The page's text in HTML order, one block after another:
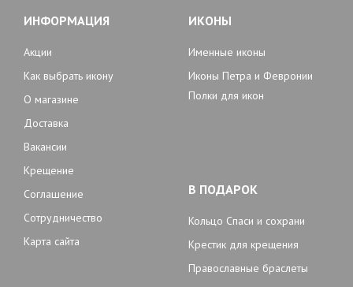
ИНФОРМАЦИЯ
Акции
Как выбрать икону
О магазине
Доставка
Вакансии
Крещение
Соглашение
Сотрудничество
Карта сайта
ИКОНЫ
Именные иконы
Иконы Петра и Февронии
Полки для икон
В ПОДАРОК
Кольцо Спаси и сохрани
Крестик для крещения
Православные браслеты